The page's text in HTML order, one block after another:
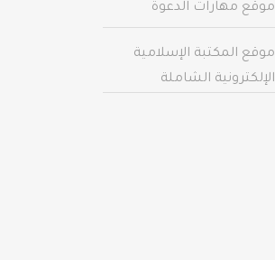
موقع مهارات الدعوة
موقع المكتبة الإسلامية
الإلكترونية الشاملة